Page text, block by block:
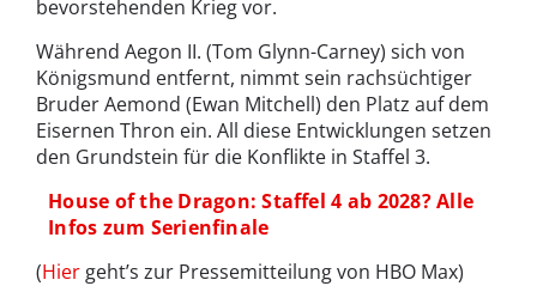
bevorstehenden Krieg vor.
Während Aegon II. (Tom Glynn-Carney) sich von
Königsmund entfernt, nimmt sein rachsüchtiger
Bruder Aemond (Ewan Mitchell) den Platz auf dem
Eisernen Thron ein. All diese Entwicklungen setzen
den Grundstein für die Konflikte in Staffel 3.
House of the Dragon: Staffel 4 ab 2028? Alle
Infos zum Serienfinale
(Hier geht’s zur Pressemitteilung von HBO Max)